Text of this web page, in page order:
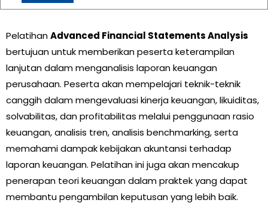
PelatihanAdvanced Financial Statements Analysis
bertujuan untuk memberikan peserta keterampilan
lanjutan dalam menganalisis laporan keuangan
perusahaan. Peserta akan mempelajari teknik-teknik
canggih dalam mengevaluasi kinerja keuangan, likuiditas,
solvabilitas, dan profitabilitas melalui penggunaan rasio
keuangan, analisis tren, analisis benchmarking, serta
memahami dampak kebijakan akuntansi terhadap
laporan keuangan. Pelatihan ini juga akan mencakup
penerapan teori keuangan dalam praktek yang dapat
membantu pengambilan keputusan yang lebih baik.